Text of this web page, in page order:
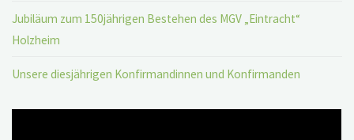
Jubiläum zum 150jährigen Bestehen des MGV „Eintracht“
Holzheim
Unsere diesjährigen Konfirmandinnen und Konfirmanden